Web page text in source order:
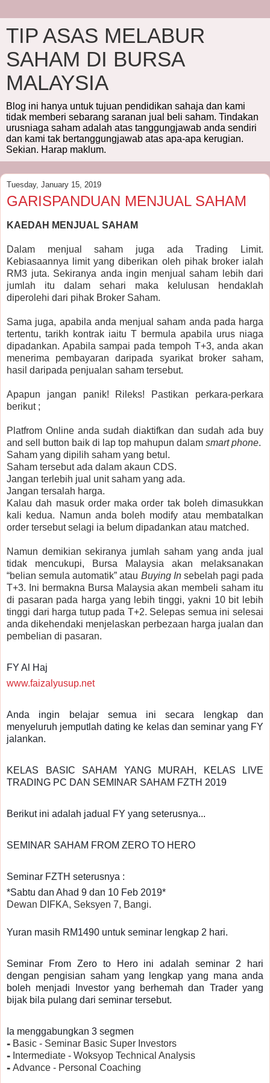
TIP ASAS MELABUR
SAHAM DI BURSA
MALAYSIA
Blog ini hanya untuk tujuan pendidikan sahaja dan kami
tidak memberi sebarang saranan jual beli saham. Tindakan
urusniaga saham adalah atas tanggungjawab anda sendiri
dan kami tak bertanggungjawab atas apa-apa kerugian.
Sekian. Harap maklum.
Tuesday, January 15, 2019
GARISPANDUAN MENJUAL SAHAM
KAEDAH MENJUAL SAHAM
Dalam menjual saham juga ada Trading Limit.
Kebiasaannya limit yang diberikan oleh pihak broker ialah
RM3 juta. Sekiranya anda ingin menjual saham lebih dari
jumlah itu dalam sehari maka kelulusan hendaklah
diperolehi dari pihak Broker Saham.
Sama juga, apabila anda menjual saham anda pada harga
tertentu, tarikh kontrak iaitu T bermula apabila urus niaga
dipadankan. Apabila sampai pada tempoh T+3, anda akan
menerima pembayaran daripada syarikat broker saham,
hasil daripada penjualan saham tersebut.
Apapun jangan panik! Rileks! Pastikan perkara-perkara
berikut ;
Platfrom Online anda sudah diaktifkan dan sudah ada buy
and sell button baik di lap top mahupun dalam smart phone.
Saham yang dipilih saham yang betul.
Saham tersebut ada dalam akaun CDS.
Jangan terlebih jual unit saham yang ada.
Jangan tersalah harga.
Kalau dah masuk order maka order tak boleh dimasukkan
kali kedua. Namun anda boleh modify atau membatalkan
order tersebut selagi ia belum dipadankan atau matched.
Namun demikian sekiranya jumlah saham yang anda jual
tidak mencukupi, Bursa Malaysia akan melaksanakan
“belian semula automatik” atau Buying Insebelah pagi pada
T+3. Ini bermakna Bursa Malaysia akan membeli saham itu
di pasaran pada harga yang lebih tinggi, yakni 10 bit lebih
tinggi dari harga tutup pada T+2. Selepas semua ini selesai
anda dikehendaki menjelaskan perbezaan harga jualan dan
pembelian di pasaran.
FY Al Haj
www.faizalyusup.net
Anda ingin belajar semua ini secara lengkap dan
menyeluruh jemputlah dating ke kelas dan seminar yang FY
jalankan.
KELAS BASIC SAHAM YANG MURAH, KELAS LIVE
TRADING PC DAN SEMINAR SAHAM FZTH 2019
Berikut ini adalah jadual FY yang seterusnya...
SEMINAR SAHAM FROM ZERO TO HERO
Seminar FZTH seterusnya :
*Sabtu dan Ahad 9 dan 10 Feb 2019*
Dewan DIFKA, Seksyen 7, Bangi.
Yuran masih RM1490 untuk seminar lengkap 2 hari.
Seminar From Zero to Hero ini adalah seminar 2 hari
dengan pengisian saham yang lengkap yang mana anda
boleh menjadi Investor yang berhemah dan Trader yang
bijak bila pulang dari seminar tersebut.
Ia menggabungkan 3 segmen
⁃ Basic - Seminar Basic Super Investors
⁃ Intermediate - Woksyop Technical Analysis
⁃ Advance - Personal Coaching